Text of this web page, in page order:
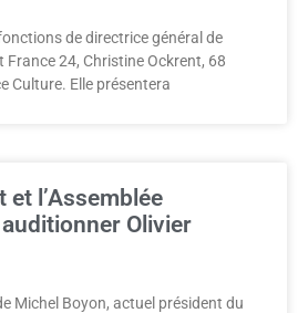
de directrice général de
France 24, Christine Ockrent, 68
Culture. Elle présentera
et l’Assemblée
Olivier
Michel Boyon, actuel président du